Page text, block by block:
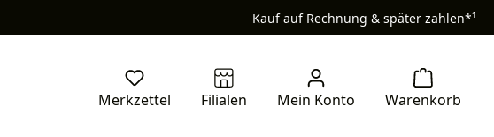
Kauf auf Rechnung & später zahlen*¹